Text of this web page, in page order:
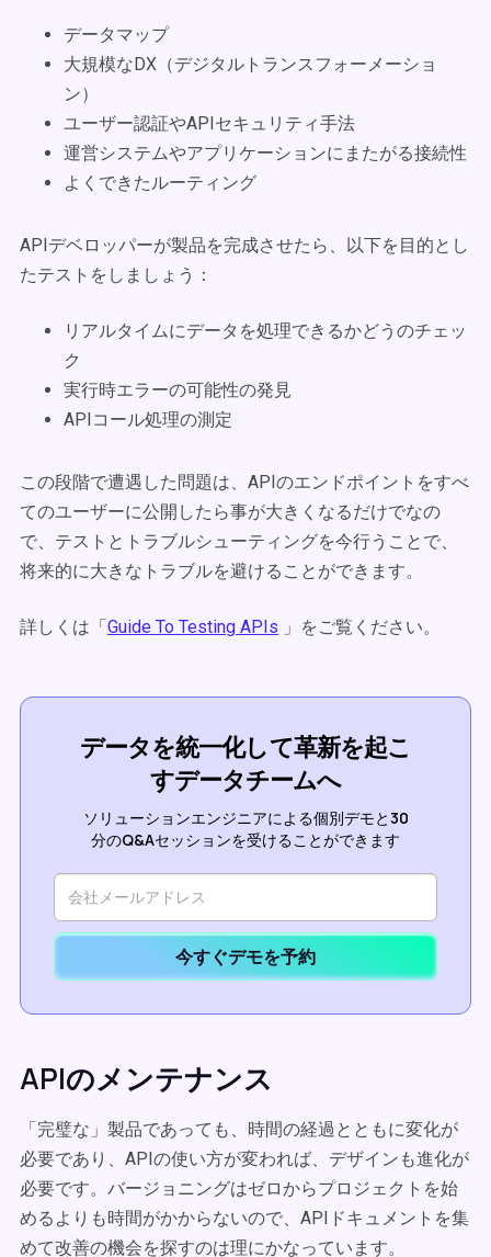
データマップ
大規模なDX（デジタルトランスフォーメーショ
ン）
ユーザー認証やAPIセキュリティ手法
運営システムやアプリケーションにまたがる接続性
よくできたルーティング
APIデベロッパーが製品を完成させたら、以下を目的とし
たテストをしましょう：
リアルタイムにデータを処理できるかどうのチェッ
ク
実行時エラーの可能性の発見
APIコール処理の測定
この段階で遭遇した問題は、APIのエンドポイントをすべ
てのユーザーに公開したら事が大きくなるだけでなの
で、テストとトラブルシューティングを今行うことで、
将来的に大きなトラブルを避けることができます。
詳しくは「Guide To Testing APIs 」をご覧ください。
データを統一化して革新を起こ
すデータチームへ
ソリューションエンジニアによる個別デモと30
分のQ&Aセッションを受けることができます
今すぐデモを予約
APIのメンテナンス
「完璧な」製品であっても、時間の経過とともに変化が
必要であり、APIの使い方が変われば、デザインも進化が
必要です。バージョニングはゼロからプロジェクトを始
めるよりも時間がかからないので、APIドキュメントを集
めて改善の機会を探すのは理にかなっています。